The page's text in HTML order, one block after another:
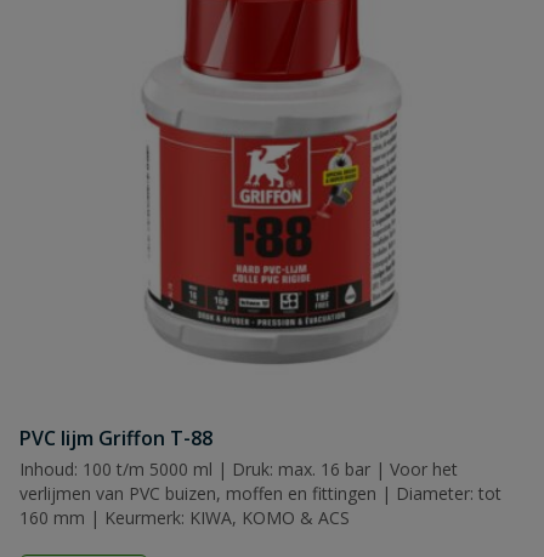
PVC lijm Griffon T-88
Inhoud: 100 t/m 5000 ml | Druk: max. 16 bar | Voor het
verlijmen van PVC buizen, moffen en fittingen | Diameter: tot
160 mm | Keurmerk: KIWA, KOMO & ACS